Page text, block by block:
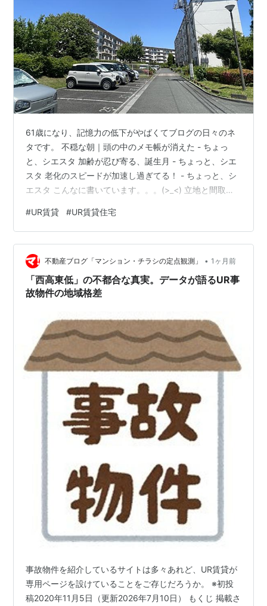
61歳になり、記憶力の低下がやばくてブログの日々のネ
タです。 不穏な朝｜頭の中のメモ帳が消えた - ちょっ
と、シエスタ 加齢が忍び寄る、誕生月 - ちょっと、シエ
スタ 老化のスピードが加速し過ぎてる！ - ちょっと、シ
エスタ こんなに書いています。。。(>_<) 立地と間取り
なUR 「ボケないうちに次の住まいを考えなくちゃ」 そ
うも思い焦り始めます。 でもUR賃貸ウォッチは、お気に
入り登録していくつかの巡回チェック ちゃんとやってま
したが、このところ変化なし・・・ でしたが、今日はい
つも出ないURに空き室が！ 随分前に見たギリギリ23区
内の…
#UR賃貸 #UR賃貸住宅
不動産ブログ「マンション・チラシの定点観測」 • 1ヶ月前
「西高東低」の不都合な真実。データが語るUR事
故物件の地域格差
事故物件を紹介しているサイトは多々あれど、UR賃貸が
専用ページを設けていることをご存じだろうか。 ※初投
稿2020年11月5日（更新2026年7月10日） もくじ 掲載さ